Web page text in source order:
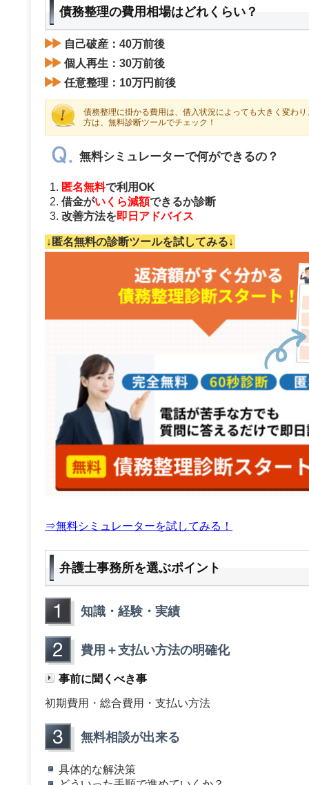
債務整理の費用相場はどれくらい？
自己破産：40万前後
個人再生：30万前後
任意整理：10万円前後
債務整理に掛かる費用は、借入状況によっても大きく変わ
方は、無料診断ツールでチェック！
無料シミュレーターで何ができるの？
匿名無料で利用OK
借金がいくら減額できるか診断
改善方法を即日アドバイス
↓匿名無料の診断ツールを試してみる↓
⇒無料シミュレーターを試してみる！
弁護士事務所を選ぶポイント
知識・経験・実績
費用＋支払い方法の明確化
事前に聞くべき事
初期費用・総合費用・支払い方法
無料相談が出来る
具体的な解決策